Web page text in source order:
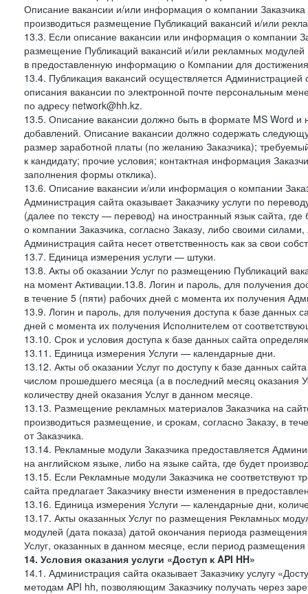
Описание вакансии и/или информация о компании Заказчика
производиться размещение Публикаций вакансий и/или
13.3. Если описание вакансии или информация о компании
размещение Публикаций вакансий и/или рекламных модулей
в предоставленную информацию о Компании для достижения
13.4. Публикация вакансий осуществляется
описания вакансии по электронной почте персональным
по адресу network@hh.kz.
13.5. Описание вакансии должно быть в формате MS Word и
добавлений. Описание вакансии должно содержать
размер заработной платы (по желанию Заказчика);
к кандидату; прочие условия; контактная информация
заполнения формы отклика).
13.6. Описание вакансии и/или информация о компании
Администрация сайта оказывает Заказчику услуги по
(далее по тексту — перевод) на иностранный язык сайта,
о компании Заказчика, согласно Заказу, либо своими
Администрация сайта несет ответственность как за свои
13.7. Единица измерения услуги — штуки.
13.8. Акты об оказании Услуг по размещению Публикаций
на момент Активации.13.8. Логин и пароль, для получения
в течение 5 (пяти) рабочих дней с момента их получения
13.9. Логин и пароль, для получения доступа к базе данных
дней с момента их получения Исполнителем от
13.10. Срок и условия доступа к базе данных сайта
13.11. Единица измерения Услуги — календарные дни.
13.12. Акты об оказании Услуг по доступу к базе данных
числом прошедшего месяца (а в последний месяц оказания
количеству дней оказания Услуг в данном месяце.
13.13. Размещение рекламных материалов Заказчика на
производиться размещение, и срокам, согласно Заказу, в
от Заказчика.
13.14. Рекламные модули Заказчика предоставляется
на английском языке, либо на языке сайта, где будет
13.15. Если Рекламные модули Заказчика не соответствуют
сайта предлагает Заказчику внести изменения в
13.16. Единица измерения Услуги — календарные дни,
13.17. Акты оказанных Услуг по размещения Рекламных
модулей (дата показа) датой окончания периода
Услуг, оказанных в данном месяце, если период
14. Условия оказания услуги «Доступ к API HH»
14.1. Администрация сайта оказывает Заказчику услугу
методам API hh, позволяющим Заказчику получать через